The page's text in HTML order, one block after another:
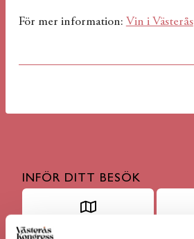
För mer information: Vin i Västerås
INFÖR DITT BESÖK